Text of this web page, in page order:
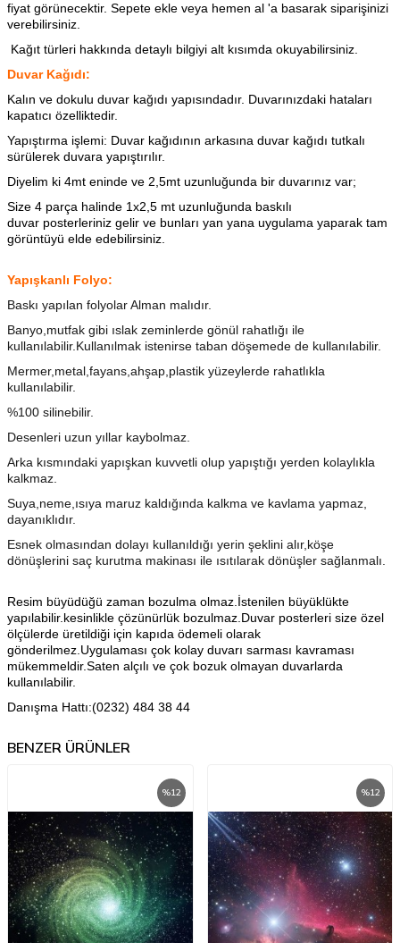
fiyat görünecektir. Sepete ekle veya hemen al 'a basarak siparişinizi
verebilirsiniz.
Kağıt türleri hakkında detaylı bilgiyi alt kısımda okuyabilirsiniz.
Duvar Kağıdı:
Kalın ve dokulu duvar kağıdı yapısındadır. Duvarınızdaki hataları
kapatıcı özelliktedir.
Yapıştırma işlemi: Duvar kağıdının arkasına duvar kağıdı tutkalı
sürülerek duvara yapıştırılır.
Diyelim ki 4mt eninde ve 2,5mt uzunluğunda bir duvarınız var;
Size 4 parça halinde 1x2,5 mt uzunluğunda baskılı
duvar posterleriniz gelir ve bunları yan yana uygulama yaparak tam
görüntüyü elde edebilirsiniz.
Yapışkanlı Folyo:
Baskı yapılan folyolar Alman malıdır.
Banyo,mutfak gibi ıslak zeminlerde gönül rahatlığı ile
kullanılabilir.Kullanılmak istenirse taban döşemede de kullanılabilir.
Mermer,metal,fayans,ahşap,plastik yüzeylerde rahatlıkla
kullanılabilir.
%100 silinebilir.
Desenleri uzun yıllar kaybolmaz.
Arka kısmındaki yapışkan kuvvetli olup yapıştığı yerden kolaylıkla
kalkmaz.
Suya,neme,ısıya maruz kaldığında kalkma ve kavlama yapmaz,
dayanıklıdır.
Esnek olmasından dolayı kullanıldığı yerin şeklini alır,köşe
dönüşlerini saç kurutma makinası ile ısıtılarak dönüşler sağlanmalı.
Resim büyüdüğü zaman bozulma olmaz.İstenilen büyüklükte
yapılabilir.kesinlikle çözünürlük bozulmaz.Duvar posterleri size özel
ölçülerde üretildiği için kapıda ödemeli olarak
gönderilmez.Uygulaması çok kolay duvarı sarması kavraması
mükemmeldir.Saten alçılı ve çok bozuk olmayan duvarlarda
kullanılabilir.
Danışma Hattı:(0232) 484 38 44
BENZER ÜRÜNLER
%12 %12